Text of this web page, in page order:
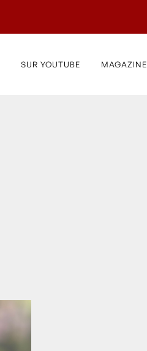
SUR YOUTUBE MAGAZINE